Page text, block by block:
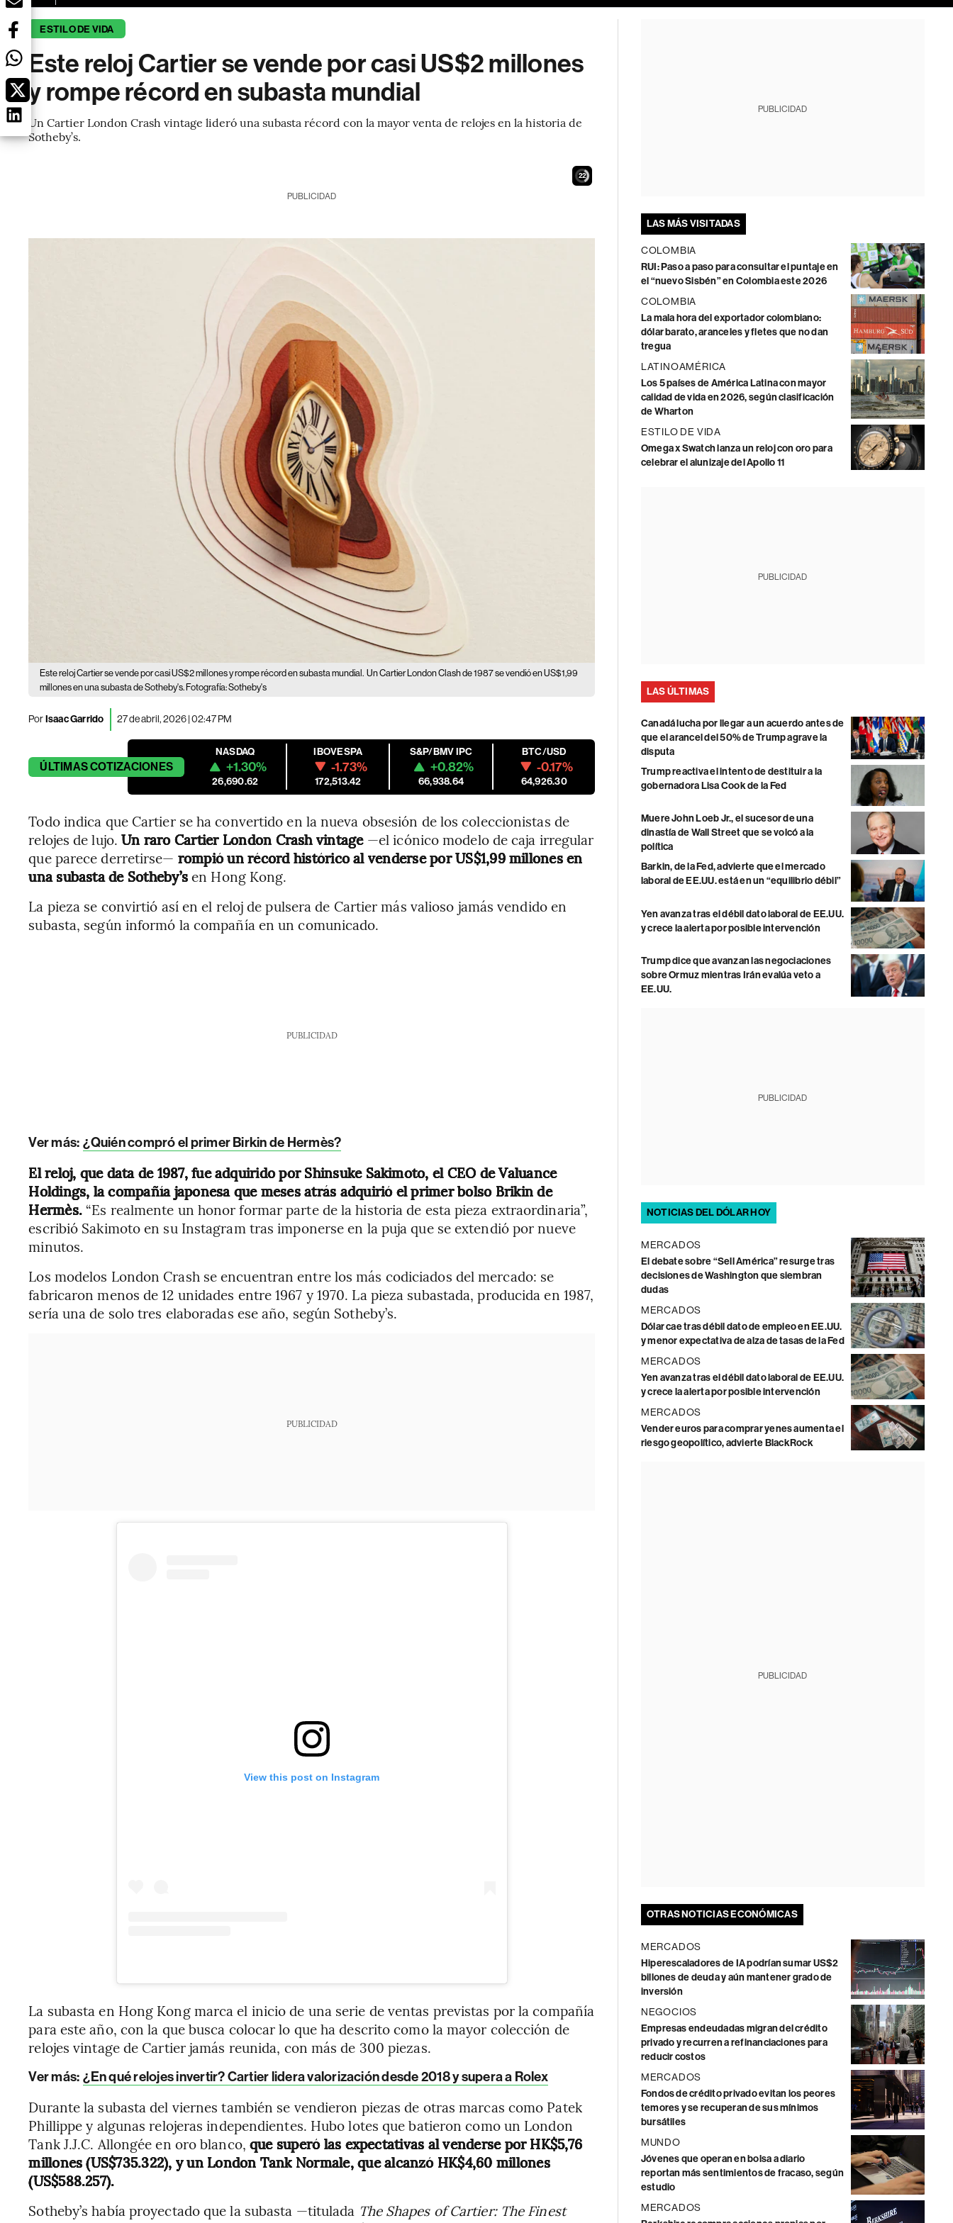
ESTILO DE VIDA
Este reloj Cartier se vende por casi US$2 millones
y rompe récord en subasta mundial
Un Cartier London Crash vintage lideró una subasta récord con la mayor venta de relojes en la historia de
Sotheby’s.
21
PUBLICIDAD
Este reloj Cartier se vende por casi US$2 millones y rompe récord en subasta mundial. Un Cartier London Clash de 1987 se vendió en US$1,99
millones en una subasta de Sotheby's. Fotografía: Sotheby's
PorIsaac Garrido 27 de abril, 2026 | 02:47 PM
ÚLTIMASCOTIZACIONES
NASDAQ
+1.30%
26,690.62
IBOVESPA
-1.73%
172,513.42
S&P/BMV IPC
+0.82%
66,938.64
BTC/USD
-0.17%
64,926.30
Todo indica que Cartier se ha convertido en la nueva obsesión de los coleccionistas de
relojes de lujo.Un raro Cartier London Crash vintage —el icónico modelo de caja irregular
que parece derretirse— rompió un récord histórico al venderse por US$1,99 millones en
una subasta de Sotheby’sen Hong Kong.
La pieza se convirtió así en el reloj de pulsera de Cartier más valioso jamás vendido en
subasta, según informó la compañía en un comunicado.
PUBLICIDAD
Ver más: ¿Quién compró el primer Birkin de Hermès?
El reloj, que data de 1987, fue adquirido por Shinsuke Sakimoto, el CEO de Valuance
Holdings, la compañía japonesa que meses atrás adquirió el primer bolso Brikin de
Hermès. “Es realmente un honor formar parte de la historia de esta pieza extraordinaria”,
escribió Sakimoto en su Instagram tras imponerse en la puja que se extendió por nueve
minutos.
Los modelos London Crash se encuentran entre los más codiciados del mercado: se
fabricaron menos de 12 unidades entre 1967 y 1970. La pieza subastada, producida en 1987,
sería una de solo tres elaboradas ese año, según Sotheby’s.
PUBLICIDAD
View this post on Instagram
La subasta en Hong Kong marca el inicio de una serie de ventas previstas por la compañía
para este año, con la que busca colocar lo que ha descrito como la mayor colección de
relojes vintage de Cartier jamás reunida, con más de 300 piezas.
Ver más: ¿En qué relojes invertir? Cartier lidera valorización desde 2018 y supera a Rolex
Durante la subasta del viernes también se vendieron piezas de otras marcas como Patek
Phillippe y algunas relojeras independientes. Hubo lotes que batieron como un London
Tank J.J.C. Allongée en oro blanco, que superó las expectativas al venderse por HK$5,76
millones (US$735.322), y un London Tank Normale, que alcanzó HK$4,60 millones
(US$588.257).
Sotheby’s había proyectado que la subasta —titulada The Shapes of Cartier: The Finest
PUBLICIDAD
LAS MÁS VISITADAS
COLOMBIA
RUI: Paso a paso para consultar el puntaje en
el “nuevo Sisbén” en Colombia este 2026
COLOMBIA
La mala hora del exportador colombiano:
dólar barato, aranceles y fletes que no dan
tregua
LATINOAMÉRICA
Los 5 países de América Latina con mayor
calidad de vida en 2026, según clasificación
de Wharton
ESTILO DE VIDA
Omega x Swatch lanza un reloj con oro para
celebrar el alunizaje del Apollo 11
PUBLICIDAD
LAS ÚLTIMAS
Canadá lucha por llegar a un acuerdo antes de
que el arancel del 50% de Trump agrave la
disputa
Trump reactiva el intento de destituir a la
gobernadora Lisa Cook de la Fed
Muere John Loeb Jr., el sucesor de una
dinastía de Wall Street que se volcó a la
política
Barkin, de la Fed, advierte que el mercado
laboral de EE.UU. está en un “equilibrio débil”
Yen avanza tras el débil dato laboral de EE.UU.
y crece la alerta por posible intervención
Trump dice que avanzan las negociaciones
sobre Ormuz mientras Irán evalúa veto a
EE.UU.
PUBLICIDAD
NOTICIAS DEL DÓLAR HOY
MERCADOS
El debate sobre “Sell América” resurge tras
decisiones de Washington que siembran
dudas
MERCADOS
Dólar cae tras débil dato de empleo en EE.UU.
y menor expectativa de alza de tasas de la Fed
MERCADOS
Yen avanza tras el débil dato laboral de EE.UU.
y crece la alerta por posible intervención
MERCADOS
Vender euros para comprar yenes aumenta el
riesgo geopolítico, advierte BlackRock
PUBLICIDAD
OTRAS NOTICIAS ECONÓMICAS
MERCADOS
Hiperescaladores de IA podrían sumar US$2
billones de deuda y aún mantener grado de
inversión
NEGOCIOS
Empresas endeudadas migran del crédito
privado y recurren a refinanciaciones para
reducir costos
MERCADOS
Fondos de crédito privado evitan los peores
temores y se recuperan de sus mínimos
bursátiles
MUNDO
Jóvenes que operan en bolsa a diario
reportan más sentimientos de fracaso, según
estudio
MERCADOS